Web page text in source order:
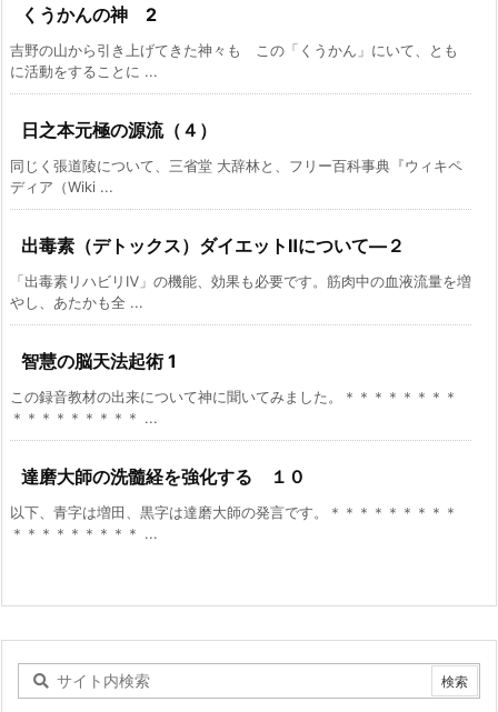
くうかんの神 2
吉野の山から引き上げてきた神々も この「くうかん」にいて、とも
に活動をすることに ...
日之本元極の源流（４）
同じく張道陵について、三省堂 大辞林と、フリー百科事典『ウィキペ
ディア（Wiki ...
出毒素（デトックス）ダイエットⅡについて―２
「出毒素リハビリⅣ」の機能、効果も必要です。筋肉中の血液流量を増
やし、あたかも全 ...
智慧の脳天法起術 1
この録音教材の出来について神に聞いてみました。＊＊＊＊＊＊＊＊
＊＊＊＊＊＊＊＊＊ ...
達磨大師の洗髓経を強化する １０
以下、青字は増田、黒字は達磨大師の発言です。＊＊＊＊＊＊＊＊＊
＊＊＊＊＊＊＊＊＊ ...